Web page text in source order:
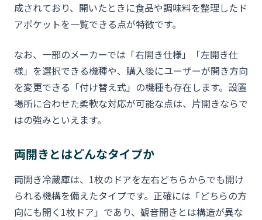
成されており、開いたときに食品や調味料を整理したド
アポケットを一覧できる点が特徴です。
なお、一部のメーカーでは「右開き仕様」「左開き仕
様」を選択できる機種や、購入後にユーザーが開き方向
を変更できる「付け替え式」の機種も存在します。設置
場所に合わせた柔軟な対応が可能な点は、片開きならで
はの強みといえます。
両開きとはどんなタイプか
両開き冷蔵庫は、1枚のドアを左右どちらからでも開け
られる機構を備えたタイプです。正確には「どちらの方
向にも開く1枚ドア」であり、観音開きとは構造が異な